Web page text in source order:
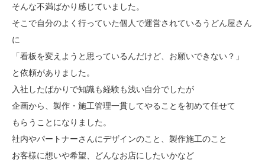
そんな不満ばかり感じていました。
そこで自分のよく行っていた個人で運営されているうどん屋さん
に
「看板を変えようと思っているんだけど、お願いできない？」
と依頼がありました。
入社したばかりで知識も経験も浅い自分でしたが
企画から、製作・施工管理一貫してやることを初めて任せて
もらうことになりました。
社内やパートナーさんにデザインのこと、製作施工のこと
お客様に想いや希望、どんなお店にしたいかなど